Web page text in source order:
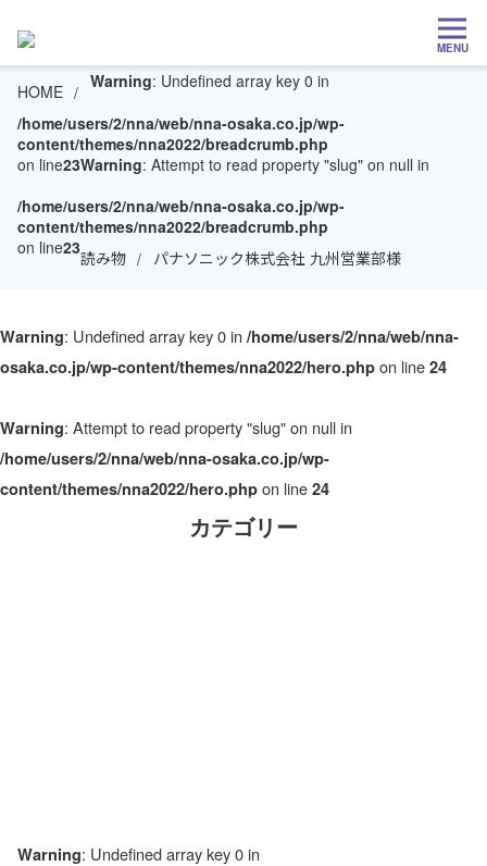
MENU
HOME Warning: Undefined array key 0 in
/home/users/2/nna/web/nna-osaka.co.jp/wp-
content/themes/nna2022/breadcrumb.php
on line23Warning: Attempt to read property "slug" on null in
/home/users/2/nna/web/nna-osaka.co.jp/wp-
content/themes/nna2022/breadcrumb.php
on line23読み物 パナソニック株式会社 九州営業部様
Warning: Undefined array key 0 in /home/users/2/nna/web/nna-
osaka.co.jp/wp-content/themes/nna2022/hero.php on line 24
Warning: Attempt to read property "slug" on null in
/home/users/2/nna/web/nna-osaka.co.jp/wp-
content/themes/nna2022/hero.php on line 24
カテゴリー
Warning: Undefined array key 0 in